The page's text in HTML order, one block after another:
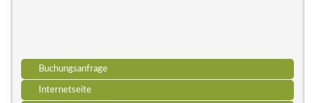
Buchungsanfrage
Internetseite